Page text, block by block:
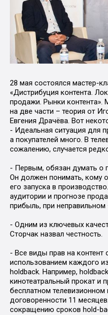
28 мая состоялся мастер-
«Дистрибуция контента.
продажи. Рынки контента».
на две части – теория от
Евгения Драчёва. Вот
- Идеальная ситуация для
а покупателей много. В
сожалению, случается
- Первым, обязан думать о
Он должен понимать, кому
его запуска в
аудитории и прогнозе
прибыль, при неправильном
- Одним из ключевых
Сторчак назвал честность.
- Все виды прав на
использованием каждого
holdback. Например,
кинотеатральный прокат и
бесплатном
договоренности 11
сокращению сроков hold-